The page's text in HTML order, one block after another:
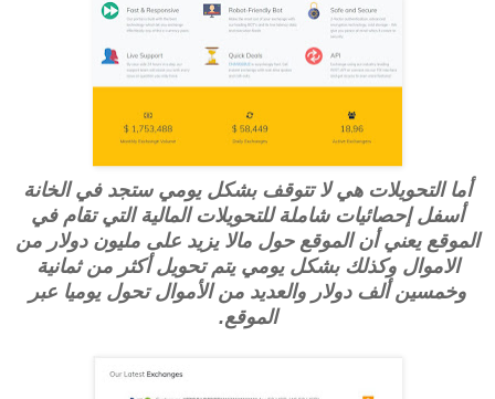
أما التحويلات هي لا تتوقف بشكل يومي ستجد في الخانة
أسفل إحصائيات شاملة للتحويلات المالية التي تقام في
الموقع يعني أن الموقع حول مالا يزيد على مليون دولار من
الاموال وكذلك بشكل يومي يتم تحويل أكثر من ثمانية
وخمسين ألف دولار والعديد من الأموال تحول يوميا عبر
الموقع.